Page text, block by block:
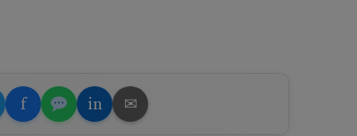
f in ✉